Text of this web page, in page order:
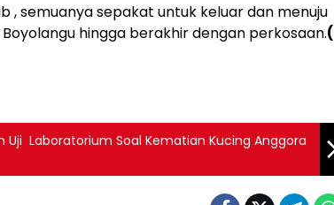
, semuanya sepakat untuk keluar dan menuju
hingga berakhir dengan perkosaan.(
Uji Laboratorium Soal Kematian Kucing Anggora